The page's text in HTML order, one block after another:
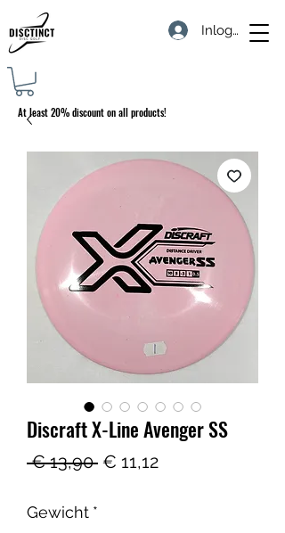
Inloggen
At least 20% discount on all products!
Discraft X-Line Avenger SS
€ 13,90 Normale
€ 11,12Verkoopprijs
Gewicht *